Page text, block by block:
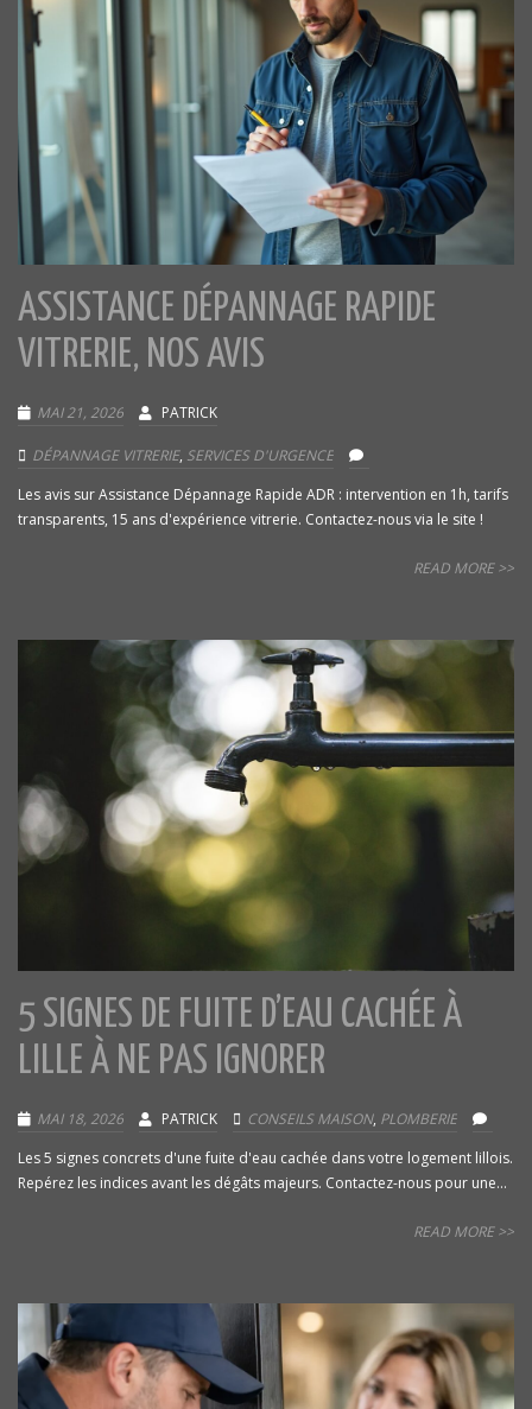
ASSISTANCE DÉPANNAGE RAPIDE
VITRERIE, NOS AVIS
MAI 21, 2026 PATRICK
DÉPANNAGE VITRERIE, SERVICES D'URGENCE
Les avis sur Assistance Dépannage Rapide ADR : intervention en 1h, tarifs
transparents, 15 ans d'expérience vitrerie. Contactez-nous via le site !
READ MORE >>
5 SIGNES DE FUITE D’EAU CACHÉE À
LILLE À NE PAS IGNORER
MAI 18, 2026 PATRICK CONSEILS MAISON, PLOMBERIE
Les 5 signes concrets d'une fuite d'eau cachée dans votre logement lillois.
Repérez les indices avant les dégâts majeurs. Contactez-nous pour une...
READ MORE >>